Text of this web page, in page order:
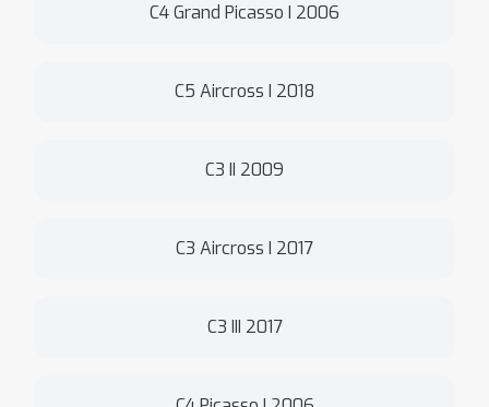
C4 Grand Picasso I 2006
C5 Aircross I 2018
C3 II 2009
C3 Aircross I 2017
C3 III 2017